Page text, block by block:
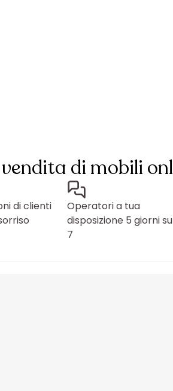
vendita di mobili
di clienti
Operatori a tua
disposizione 5 giorni su
7